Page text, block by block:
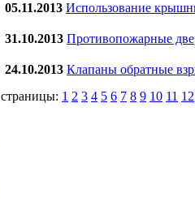
05.11.2013 Использование
31.10.2013 Противопожарные
24.10.2013 Клапаны обратные
страницы: 1 2 3 4 5 6 7 8 9 10 11 12